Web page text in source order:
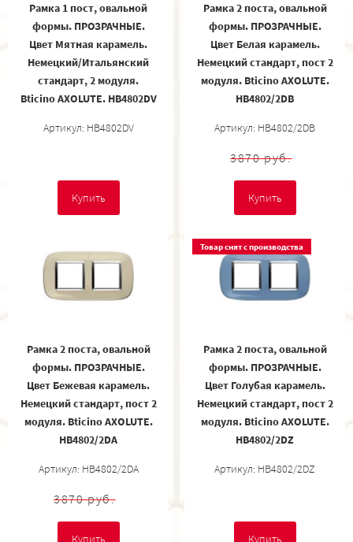
Рамка 1 пост, овальной
формы. ПРОЗРАЧНЫЕ.
Цвет Мятная карамель.
Немецкий/Итальянский
стандарт, 2 модуля.
Bticino AXOLUTE. HB4802DV
Артикул: HB4802DV
Купить
Рамка 2 поста, овальной
формы. ПРОЗРАЧНЫЕ.
Цвет Белая карамель.
Немецкий стандарт, пост 2
модуля. Bticino AXOLUTE.
HB4802/2DB
Артикул: HB4802/2DB
3870 руб.
Купить
Рамка 2 поста, овальной
формы. ПРОЗРАЧНЫЕ.
Цвет Бежевая карамель.
Немецкий стандарт, пост 2
модуля. Bticino AXOLUTE.
HB4802/2DA
Артикул: HB4802/2DA
3870 руб.
Купить
Товар снят с производства
Рамка 2 поста, овальной
формы. ПРОЗРАЧНЫЕ.
Цвет Голубая карамель.
Немецкий стандарт, пост 2
модуля. Bticino AXOLUTE.
HB4802/2DZ
Артикул: HB4802/2DZ
Купить